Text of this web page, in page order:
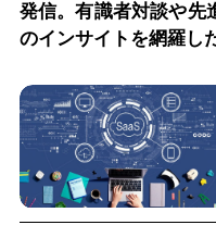
発信。有識者対談や先
のインサイトを網羅し